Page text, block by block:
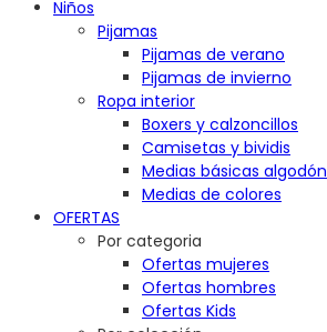
Niños
Pijamas
Pijamas de verano
Pijamas de invierno
Ropa interior
Boxers y calzoncillos
Camisetas y bividis
Medias básicas algodón
Medias de colores
OFERTAS
Por categoria
Ofertas mujeres
Ofertas hombres
Ofertas Kids